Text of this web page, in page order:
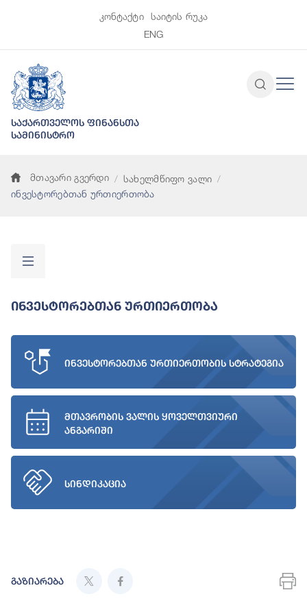
კონტაქტი
საიტის რუკა
ENG
საქართველოს ფინანსთა
სამინისტრო
მთავარი გვერდი
სახელმწიფო ვალი
ინვესტორებთან ურთიერთობა
Ინვესტორებთან Ურთიერთობა
ინვესტორებთან ურთიერთობის სტრატეგია
მთავრობის ვალის ყოველთვიური
ანგარიში
სინდიკაცია
გაზიარება